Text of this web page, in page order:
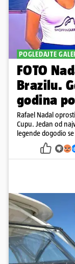
POGLEDAJTE
FOTO
Brazilu.
godina
Rafael Nadal
Cupu. Jedan od
legende dogodio
pažnju odvlačila